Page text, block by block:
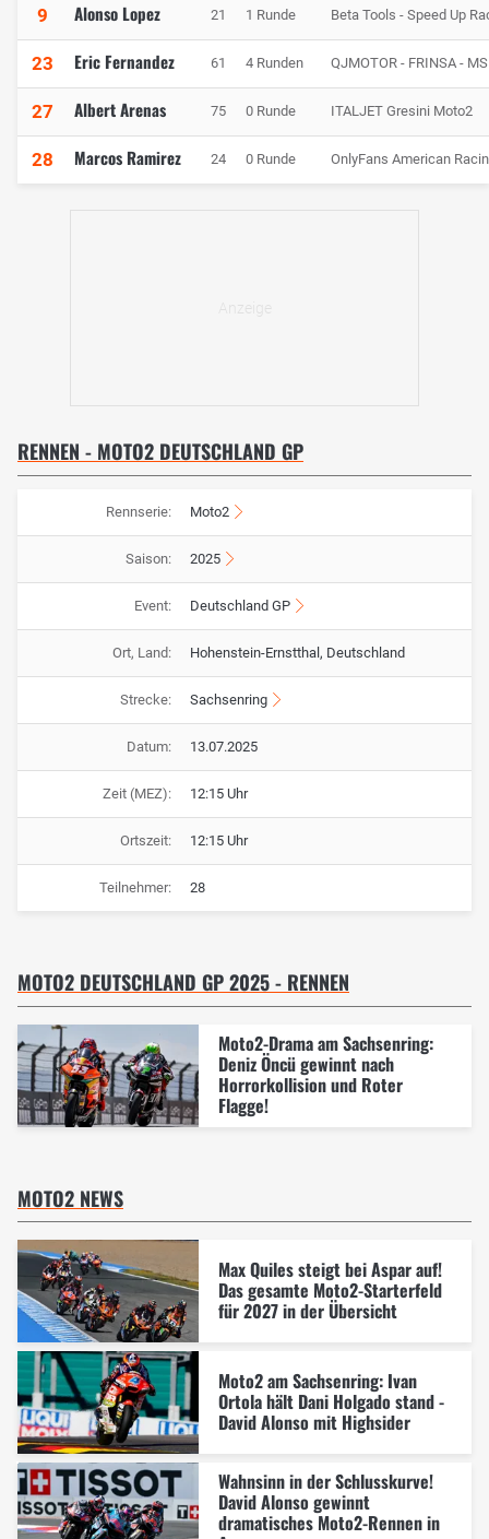
9 Alonso Lopez 21 1 Runde Beta Tools - Speed Up
23 Eric Fernandez 61 4 Runden QJMOTOR - FRINSA -
27 Albert Arenas 75 0 Runde ITALJET Gresini Moto2
28 Marcos Ramirez 24 0 Runde OnlyFans American
RENNEN - MOTO2 DEUTSCHLAND GP
Rennserie: Moto2
Saison: 2025
Event: Deutschland GP
Ort, Land: Hohenstein-Ernstthal, Deutschland
Strecke: Sachsenring
Datum: 13.07.2025
Zeit (MEZ): 12:15 Uhr
Ortszeit: 12:15 Uhr
Teilnehmer: 28
MOTO2 DEUTSCHLAND GP 2025 - RENNEN
Moto2-Drama am Sachsenring:
Deniz Öncü gewinnt nach
Horrorkollision und Roter
Flagge!
MOTO2 NEWS
Max Quiles steigt bei Aspar auf!
Das gesamte Moto2-Starterfeld
für 2027 in der Übersicht
Moto2 am Sachsenring: Ivan
Ortola hält Dani Holgado stand -
David Alonso mit Highsider
Wahnsinn in der Schlusskurve!
David Alonso gewinnt
dramatisches Moto2-Rennen in